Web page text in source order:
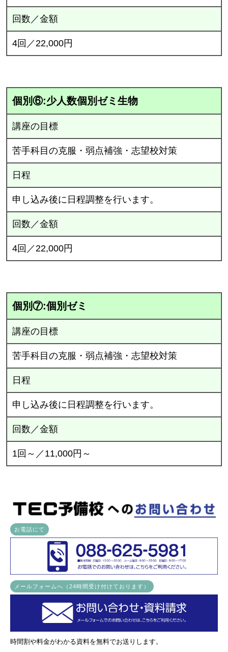
回数／金額
4回／22,000円
個別⑥:少人数個別ゼミ生物
講座の目標
苦手科目の克服・弱点補強・志望校対策
日程
申し込み後に日程調整を行います。
回数／金額
4回／22,000円
個別⑦:個別ゼミ
講座の目標
苦手科目の克服・弱点補強・志望校対策
日程
申し込み後に日程調整を行います。
回数／金額
1回～／11,000円～
お電話にて
メールフォームへ（24時間受け付けております）
時間割や料金がわかる資料を無料でお送りします。